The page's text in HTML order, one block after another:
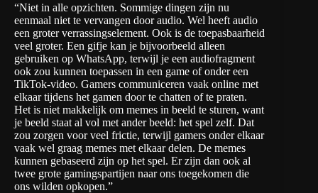
“Niet in alle opzichten. Sommige dingen zijn nu
eenmaal niet te vervangen door audio. Wel heeft audio
een groter verrassingselement. Ook is de toepasbaarheid
veel groter. Een gifje kan je bijvoorbeeld alleen
gebruiken op WhatsApp, terwijl je een audiofragment
ook zou kunnen toepassen in een game of onder een
TikTok-video. Gamers communiceren vaak online met
elkaar tijdens het gamen door te chatten of te praten.
Het is niet makkelijk om memes in beeld te sturen, want
je beeld staat al vol met ander beeld: het spel zelf. Dat
zou zorgen voor veel frictie, terwijl gamers onder elkaar
vaak wel graag memes met elkaar delen. De memes
kunnen gebaseerd zijn op het spel. Er zijn dan ook al
twee grote gamingspartijen naar ons toegekomen die
ons wilden opkopen.”